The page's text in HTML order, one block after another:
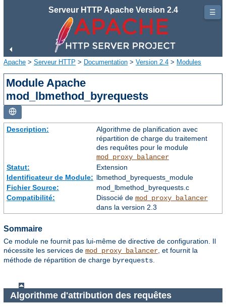
Serveur HTTP Apache Version 2.4
Apache > Serveur HTTP > Documentation > Version 2.4 > Modules
Module Apache
mod_lbmethod_byrequests
Description:
Algorithme de planification avec
répartition de charge du traitement
des requêtes pour le module
mod_proxy_balancer
Statut:
Extension
Identificateur de Module: lbmethod_byrequests_module
Fichier Source:
mod_lbmethod_byrequests.c
Compatibilité:
Dissocié de mod_proxy_balancer
dans la version 2.3
Sommaire
Ce module ne fournit pas lui-même de directive de configuration. Il
nécessite les services de mod_proxy_balancer , et fournit la
méthode de répartition de charge byrequests
Algorithme d'attribution des requêtes
☰